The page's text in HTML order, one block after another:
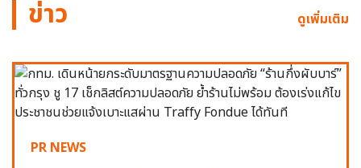
ข่าว ดูเพิ่มเติม
PR NEWS